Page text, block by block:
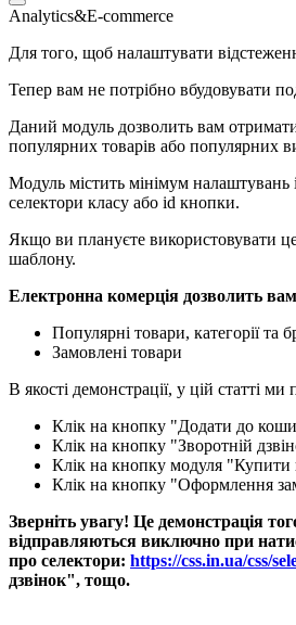
Analytics&E-commerce
Для того, щоб налаштувати
Тепер вам не потрібно вбудовувати
Даний модуль дозволить вам отримати
популярних товарів або популярних
Модуль містить мінімум налаштувань
селектори класу або id кнопки.
Якщо ви плануєте використовувати
шаблону.
Електронна комерція дозволить
Популярні товари, категорії та
Замовлені товари
В якості демонстрації, у цій статті
Клік на кнопку "Додати до
Клік на кнопку "Зворотній
Клік на кнопку модуля "Купити
Клік на кнопку "Оформлення
Зверніть увагу! Це демонстрація
відправляються виключно при
про селектори: https://css.in.ua/css/
дзвінок", тощо.